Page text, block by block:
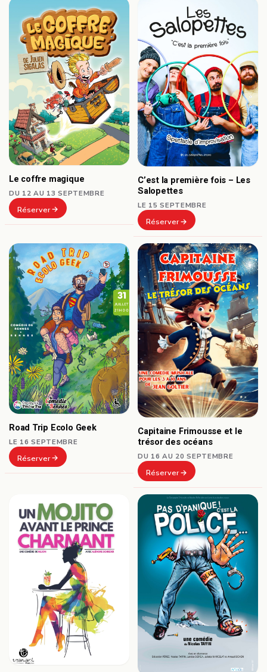
Le coffre magique
DU 12 AU 13 SEPTEMBRE
Réserver
C’est la première fois – Les
Salopettes
LE 15 SEPTEMBRE
Réserver
Road Trip Ecolo Geek
LE 16 SEPTEMBRE
Réserver
Capitaine Frimousse et le
trésor des océans
DU 16 AU 20 SEPTEMBRE
Réserver